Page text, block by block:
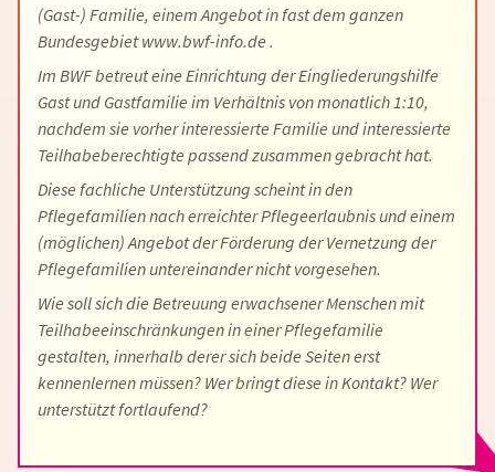
(Gast-) Familie, einem Angebot in fast dem ganzen
Bundesgebiet www.bwf-info.de .
Im BWF betreut eine Einrichtung der Eingliederungshilfe
Gast und Gastfamilie im Verhältnis von monatlich 1:10,
nachdem sie vorher interessierte Familie und interessierte
Teilhabeberechtigte passend zusammen gebracht hat.
Diese fachliche Unterstützung scheint in den
Pflegefamilien nach erreichter Pflegeerlaubnis und einem
(möglichen) Angebot der Förderung der Vernetzung der
Pflegefamilien untereinander nicht vorgesehen.
Wie soll sich die Betreuung erwachsener Menschen mit
Teilhabeeinschränkungen in einer Pflegefamilie
gestalten, innerhalb derer sich beide Seiten erst
kennenlernen müssen? Wer bringt diese in Kontakt? Wer
unterstützt fortlaufend?